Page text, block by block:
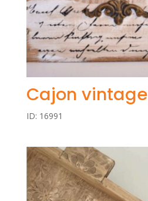
Cajon vintage
ID: 16991